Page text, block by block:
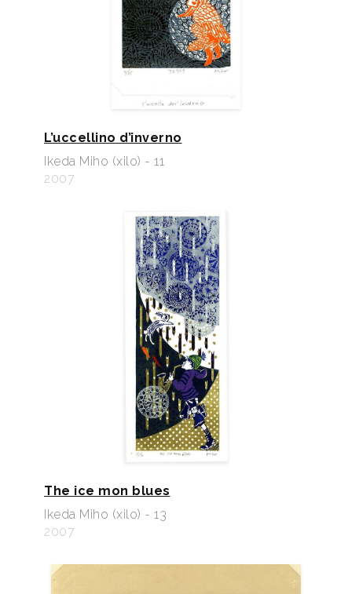
L’uccellino d’inverno
Ikeda Miho (xilo) - 11
2007
The ice mon blues
Ikeda Miho (xilo) - 13
2007